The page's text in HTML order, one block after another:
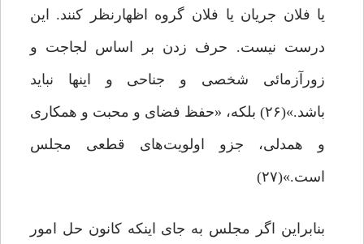
یا فلان جریان یا فلان گروه اظهارنظر کنند. این
درست نیست. حرف زدن بر اساس لجاجت و
زورآزمائى شخصی و جناحی و اینها نباید
باشد.»(۲۶) بلکه، «حفظ فضای و محبت و همکاری
و همدلی، جزو اولویت‌های قطعی مجلس
است.»(۲۷)
بنابراین اگر مجلس به جای اینکه کانون حل امور